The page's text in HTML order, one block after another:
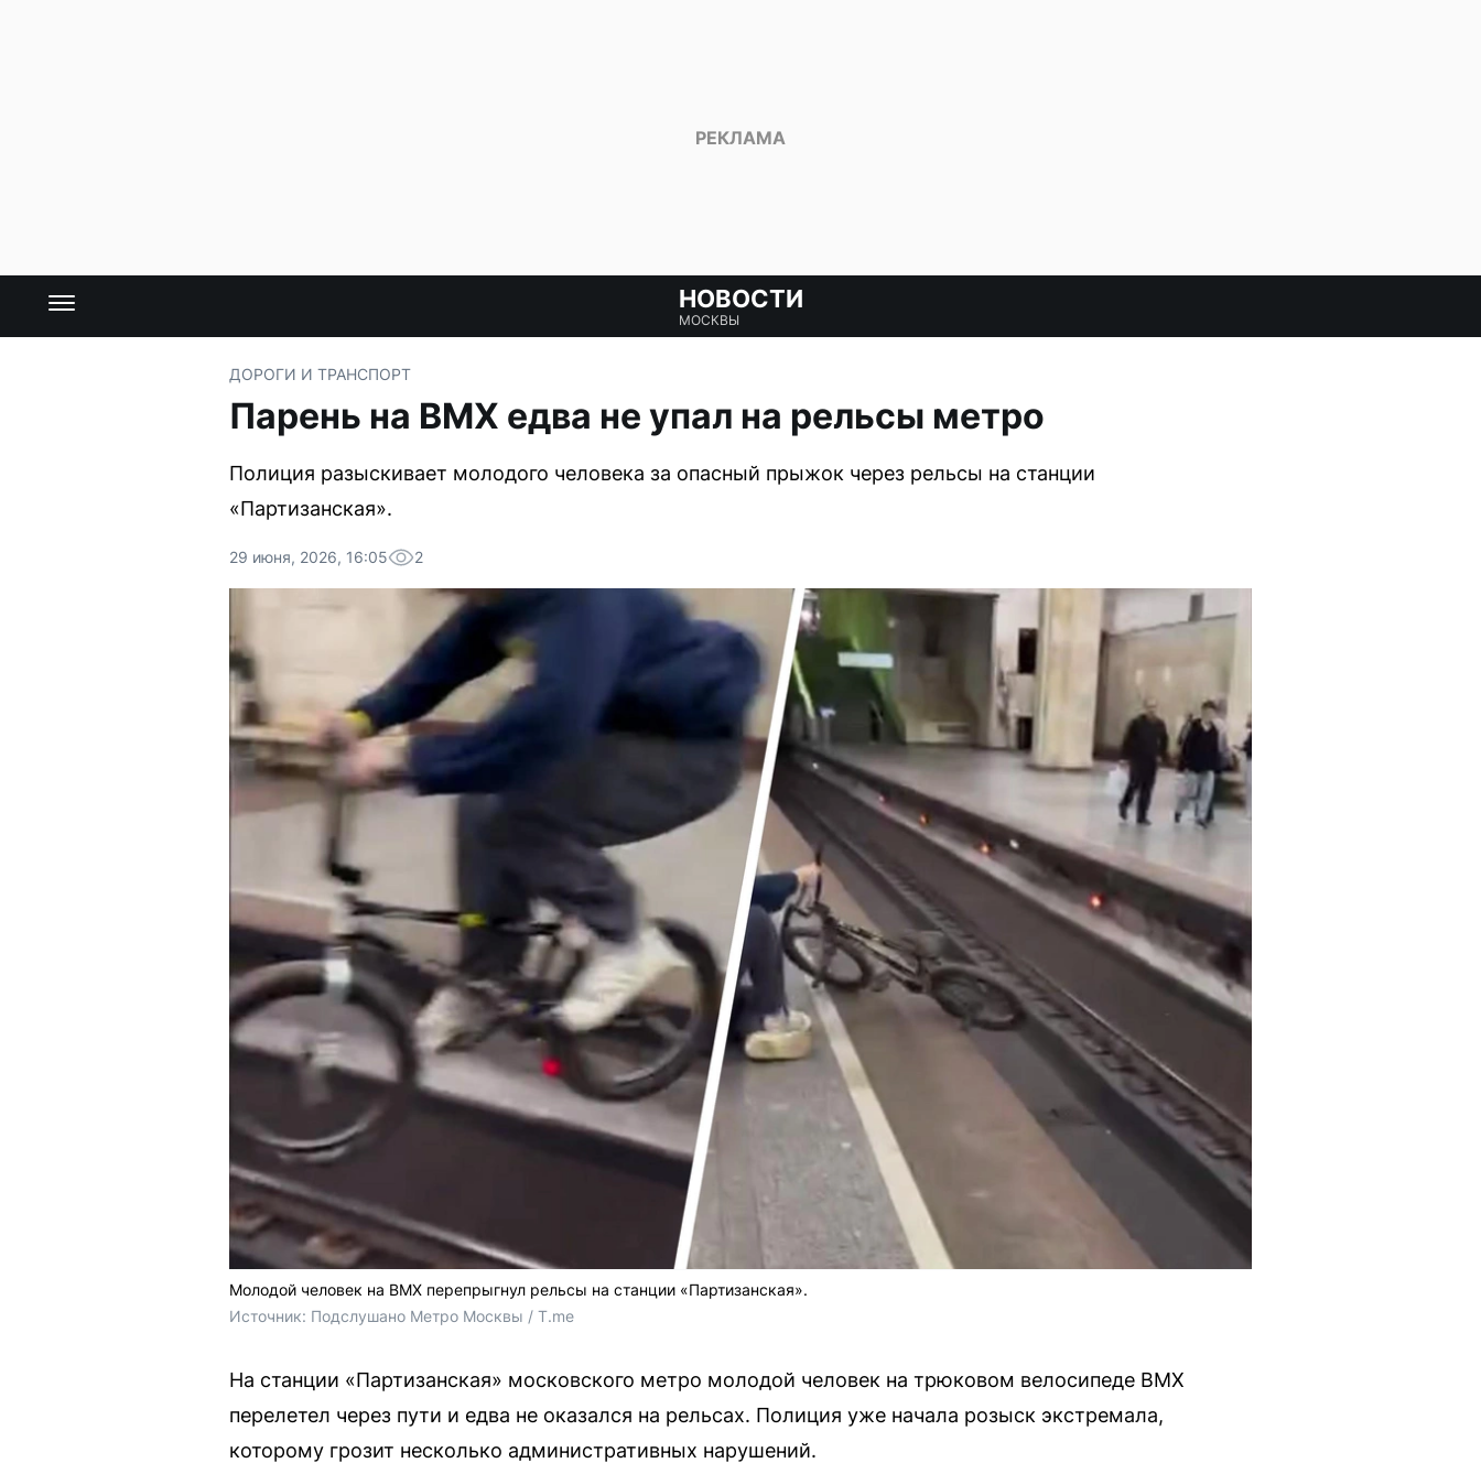
НОВОСТИ
МОСКВЫ
ДОРОГИ И ТРАНСПОРТ
Парень на ВМХ едва не упал на рельсы метро
Полиция разыскивает молодого человека за опасный прыжок через рельсы на станции
«Партизанская».
29 июня, 2026, 16:05 2
Молодой человек на BMX перепрыгнул рельсы на станции «Партизанская».
Источник: Подслушано Метро Москвы / T.me
На станции «Партизанская» московского метро молодой человек на трюковом велосипеде BMX
перелетел через пути и едва не оказался на рельсах. Полиция уже начала розыск экстремала,
которому грозит несколько административных нарушений.